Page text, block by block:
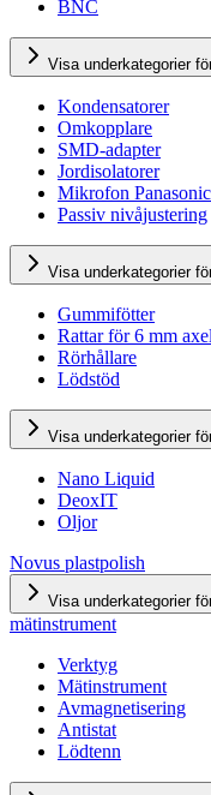
BNC
Visa underkategorier
Kondensatorer
Omkopplare
SMD-adapter
Jordisolatorer
Mikrofon
Passiv nivåjustering
Visa underkategorier
Gummifötter
Rattar för 6 mm axel
Rörhållare
Lödstöd
Visa underkategorier
Nano Liquid
DeoxIT
Oljor
Novus plastpolish
Visa underkategorier
mätinstrument
Verktyg
Mätinstrument
Avmagnetisering
Antistat
Lödtenn